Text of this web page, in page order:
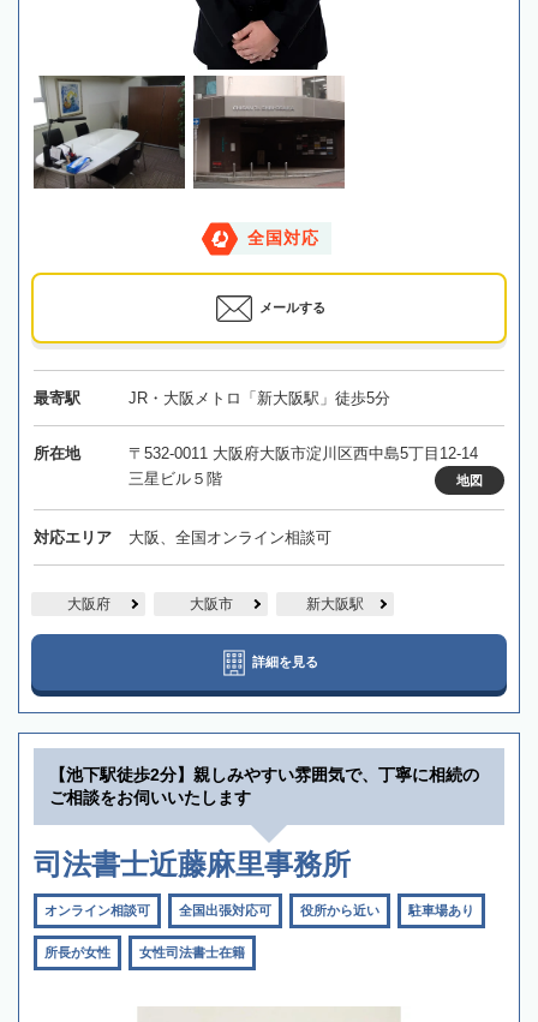
全国対応
メールする
最寄駅 JR・大阪メトロ「新大阪駅」徒歩5分
所在地
〒532-0011 大阪府大阪市淀川区西中島5丁目12-14
三星ビル５階
地図
対応エリア 大阪、全国オンライン相談可
大阪府 大阪市 新大阪駅
詳細を見る
【池下駅徒歩2分】親しみやすい雰囲気で、丁寧に相続の
ご相談をお伺いいたします
司法書士近藤麻里事務所
オンライン相談可 全国出張対応可 役所から近い 駐車場あり
所長が女性 女性司法書士在籍